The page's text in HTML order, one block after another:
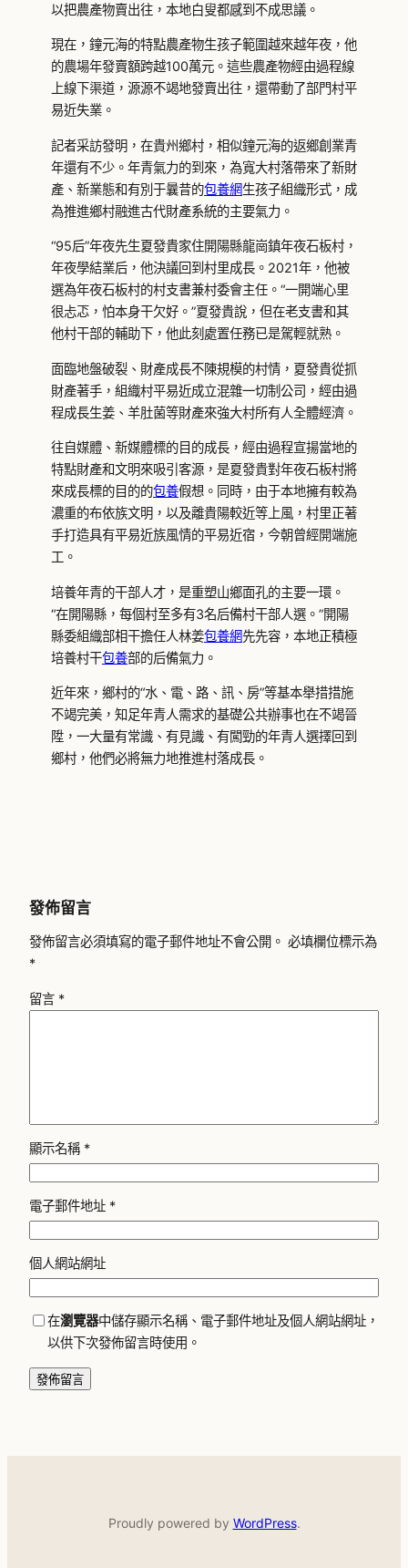
以把農產物賣出往，本地白叟都感到不成思議。
現在，鐘元海的特點農產物生孩子範圍越來越年夜，他
的農場年發賣額跨越100萬元。這些農產物經由過程線
上線下渠道，源源不竭地發賣出往，還帶動了部門村平
易近失業。
記者采訪發明，在貴州鄉村，相似鐘元海的返鄉創業青
年還有不少。年青氣力的到來，為寬大村落帶來了新財
產、新業態和有別于曩昔的包養網生孩子組織形式，成
為推進鄉村融進古代財產系統的主要氣力。
“95后”年夜先生夏發貴家住開陽縣龍崗鎮年夜石板村，
年夜學結業后，他決議回到村里成長。2021年，他被
選為年夜石板村的村支書兼村委會主任。“一開端心里
很忐忑，怕本身干欠好。”夏發貴說，但在老支書和其
他村干部的輔助下，他此刻處置任務已是駕輕就熟。
面臨地盤破裂、財產成長不陳規模的村情，夏發貴從抓
財產著手，組織村平易近成立混雜一切制公司，經由過
程成長生姜、羊肚菌等財產來強大村所有人全體經濟。
往自媒體、新媒體標的目的成長，經由過程宣揚當地的
特點財產和文明來吸引客源，是夏發貴對年夜石板村將
來成長標的目的的包養假想。同時，由于本地擁有較為
濃重的布依族文明，以及離貴陽較近等上風，村里正著
手打造具有平易近族風情的平易近宿，今朝曾經開端施
工。
培養年青的干部人才，是重塑山鄉面孔的主要一環。
“在開陽縣，每個村至多有3名后備村干部人選。”開陽
縣委組織部相干擔任人林姜包養網先先容，本地正積極
培養村干包養部的后備氣力。
近年來，鄉村的“水、電、路、訊、房”等基本舉措措施
不竭完美，知足年青人需求的基礎公共辦事也在不竭晉
陞，一大量有常識、有見識、有闖勁的年青人選擇回到
鄉村，他們必將無力地推進村落成長。
發佈留言
發佈留言必須填寫的電子郵件地址不會公開。 必填欄位標示為
*
留言 *
顯示名稱 *
電子郵件地址 *
個人網站網址
在瀏覽器中儲存顯示名稱、電子郵件地址及個人網站網址，
以供下次發佈留言時使用。
Proudly powered by WordPress.